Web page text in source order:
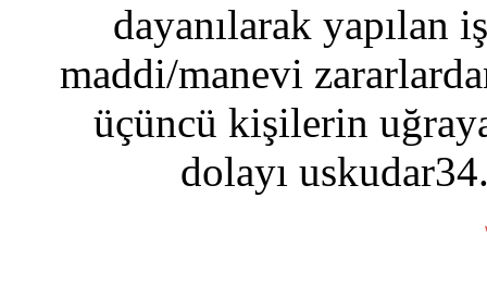
dayanılarak yapılan
maddi/manevi
üçüncü kişilerin
dolayı